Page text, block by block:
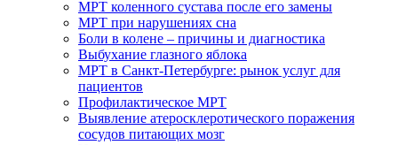
МРТ коленного сустава после его замены
МРТ при нарушениях сна
Боли в колене – причины и диагностика
Выбухание глазного яблока
МРТ в Санкт-Петербурге: рынок услуг для
пациентов
Профилактическое МРТ
Выявление атеросклеротического поражения
сосудов питающих мозг